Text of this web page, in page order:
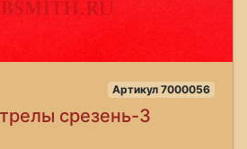
Артикул 7000056
срезень-3